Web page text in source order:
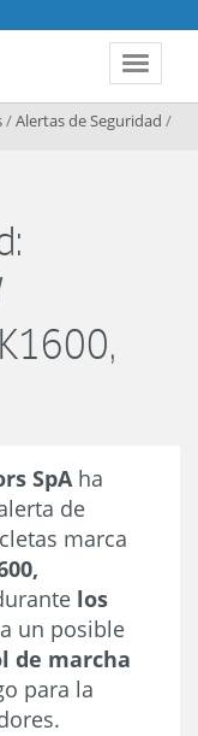
Toggle
/Alertas de Seguridad /
SpA ha
de
marca
los
un posible
de marcha
para la